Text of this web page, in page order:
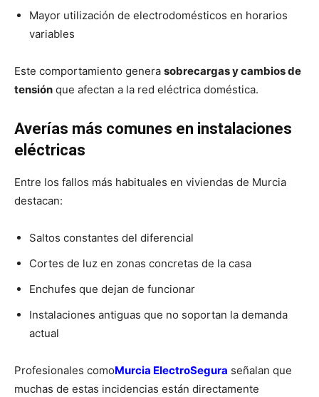
Mayor utilización de electrodomésticos en horarios
variables
Este comportamiento genera sobrecargas y cambios de
tensión que afectan a la red eléctrica doméstica.
Averías más comunes en instalaciones
eléctricas
Entre los fallos más habituales en viviendas de Murcia
destacan:
Saltos constantes del diferencial
Cortes de luz en zonas concretas de la casa
Enchufes que dejan de funcionar
Instalaciones antiguas que no soportan la demanda
actual
Profesionales comoMurcia ElectroSegura señalan que
muchas de estas incidencias están directamente